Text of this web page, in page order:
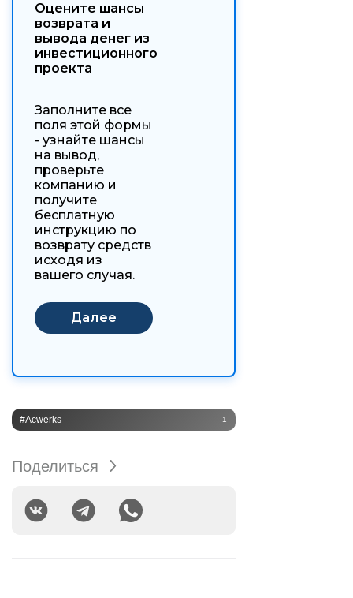
Оцените шансы
возврата и
вывода денег из
инвестиционного
проекта
Заполните все
поля этой формы
- узнайте шансы
на вывод,
проверьте
компанию и
получите
бесплатную
инструкцию по
возврату средств
исходя из
вашего случая.
#Acwerks 1
Поделиться